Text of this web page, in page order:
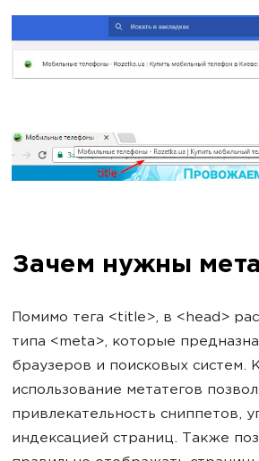
Зачем нужны
Помимо тега <title>, в <head>
типа <meta>, которые
браузеров и поисковых систем.
использование метатегов
привлекательность сниппетов,
индексацией страниц. Также